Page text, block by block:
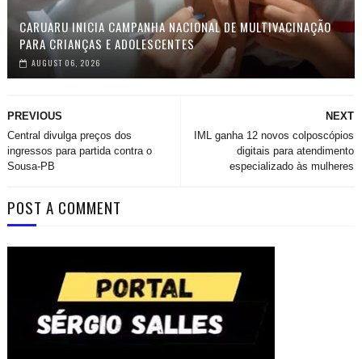
CARUARU INICIA CAMPANHA NACIONAL DE MULTIVACINAÇÃO
PARA CRIANÇAS E ADOLESCENTES
AUGUST 06, 2026
NEXT
IML ganha 12 novos colposcópios
digitais para atendimento
especializado às mulheres
PREVIOUS
Central divulga preços dos
ingressos para partida contra o
Sousa-PB
POST A COMMENT